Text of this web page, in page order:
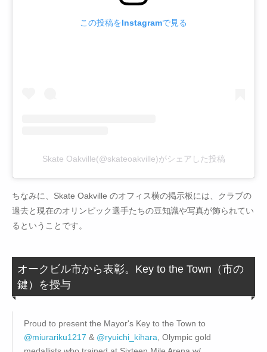
この投稿をInstagramで見る
Skate Oakville(@skateoakville)がシェアした投稿
ちなみに、Skate Oakville のオフィス横の掲示板には、クラブの
過去と現在のオリンピック選手たちの豆知識や写真が飾られてい
るということです。
オークビル市から表彰。Key to the Town（市の
鍵）を授与
Proud to present the Mayor's Key to the Town to
@miurariku1217 & @ryuichi_kihara , Olympic gold